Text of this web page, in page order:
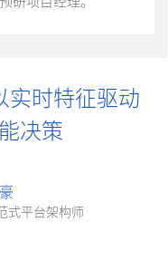
式平台架构师
实时特征驱动
决策